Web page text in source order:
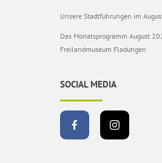
Unsere Stadtführungen im
Das Monatsprogramm August
Freilandmuseum Fladungen
SOCIAL MEDIA